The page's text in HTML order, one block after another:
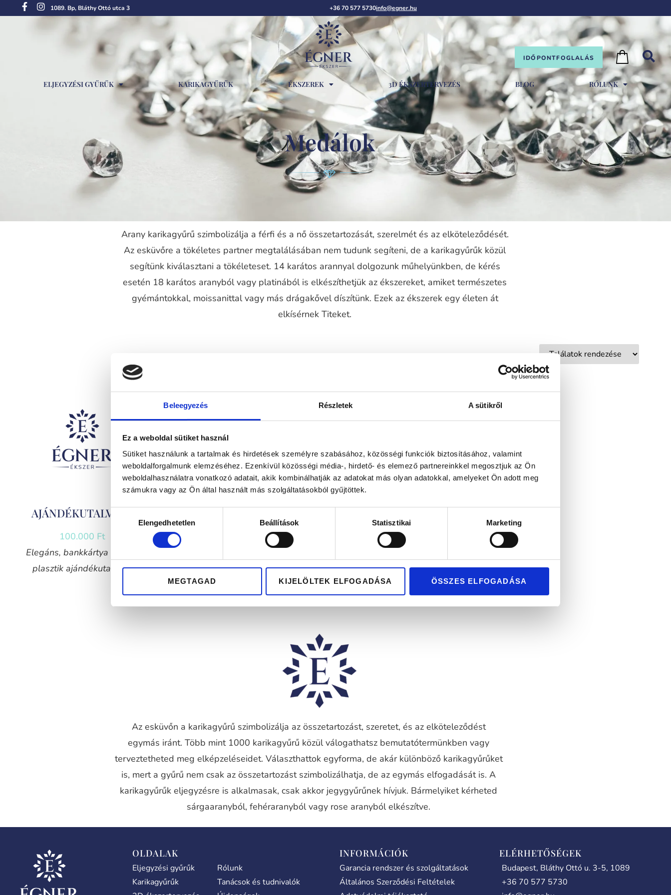
Beleegyezés Részletek A sütikről
Ez a weboldal sütiket használ
Sütiket használunk a tartalmak és hirdetések személyre szabásához, közösségi funkciók biztosításához, valamint
weboldalforgalmunk elemzéséhez. Ezenkívül közösségi média-, hirdető- és elemező partnereinkkel megosztjuk az Ön
weboldalhasználatra vonatkozó adatait, akik kombinálhatják az adatokat más olyan adatokkal, amelyeket Ön adott meg
számukra vagy az Ön által használt más szolgáltatásokból gyűjtöttek.
Hozzájárulás
kiválasztásaElengedhetetlen Beállítások Statisztikai Marketing
MEGTAGAD KIJELÖLTEK ELFOGADÁSA ÖSSZES ELFOGADÁSA
1089. Bp, Bláthy Ottó utca 3 +36 70 577 5730info@egner.hu
IDŐPONTFOGLALÁS
ELJEGYZÉSI GYŰRŰK KARIKAGYŰRŰK ÉKSZEREK 3D ÉKSZERTERVEZÉS BLOG RÓLUNK
Medálok
Arany karikagyűrű szimbolizálja a férfi és a nő összetartozását, szerelmét és az elköteleződését.
Az esküvőre a tökéletes partner megtalálásában nem tudunk segíteni, de a karikagyűrűk közül
segítünk kiválasztani a tökéleteset. 14 karátos arannyal dolgozunk műhelyünkben, de kérés
esetén 18 karátos aranyból vagy platinából is elkészíthetjük az ékszereket, amiket természetes
gyémántokkal, moissanittal vagy más drágakővel díszítünk. Ezek az ékszerek egy életen át
elkísérnek Titeket.
AJÁNDÉKUTALVÁNY
100.000 Ft
Elegáns, bankkártya méretű
plasztik ajándékutalvány
Ft
plasztik ajándékutalvány
Az esküvőn a karikagyűrű szimbolizálja az összetartozást, szeretet, és az elköteleződést
egymás iránt. Több mint 1000 karikagyűrű közül válogathatsz bemutatótermünkben vagy
terveztetheted meg elképzeléseidet. Választhattok egyforma, de akár különböző karikagyűrűket
is, mert a gyűrű nem csak az összetartozást szimbolizálhatja, de az egymás elfogadását is. A
karikagyűrűk eljegyzésre is alkalmasak, csak akkor jegygyűrűnek hívjuk. Bármelyiket kérheted
sárgaaranyból, fehéraranyból vagy rose aranyból elkészítve.
OLDALAK
Eljegyzési gyűrűk
Karikagyűrűk
Rólunk
Tanácsok és tudnivalók
INFORMÁCIÓK
Garancia rendszer és szolgáltatások
Általános Szerződési Feltételek
ELÉRHETŐSÉGEK
Budapest, Bláthy Ottó u. 3-5, 1089
+36 70 577 5730